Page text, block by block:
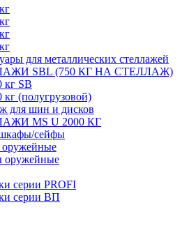
для металлических стеллажей
SBL (750 КГ НА СТЕЛЛАЖ)
кг SB
кг (полугрузовой)
для шин и дисков
MS U 2000 КГ
сейфы
серии PROFI
серии ВП